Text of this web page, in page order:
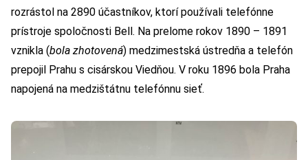
rozrástol na 2890 účastníkov, ktorí používali telefónne
prístroje spoločnosti Bell. Na prelome rokov 1890 – 1891
vznikla (bola zhotovená) medzimestská ústredňa a telefón
prepojil Prahu s cisárskou Viedňou. V roku 1896 bola Praha
napojená na medzištátnu telefónnu sieť.